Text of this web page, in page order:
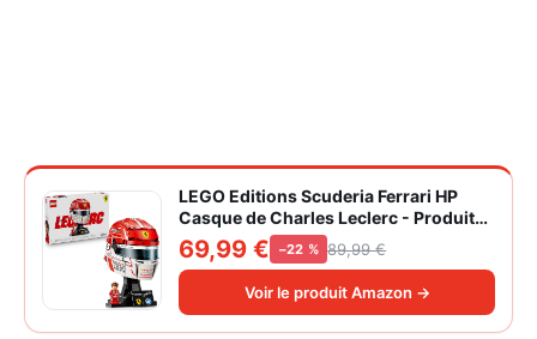
LEGO Editions Scuderia Ferrari HP
Casque de Charles Leclerc - Produit
F1 - Maquette avec Minifigurine
Collector - Décoration Intérieure -
Cadeau pour Garçon dès 14 ans et
Adulte Fan d'Automobile 43014
69,99 € −22 % 89,99 €
Voir le produit Amazon →